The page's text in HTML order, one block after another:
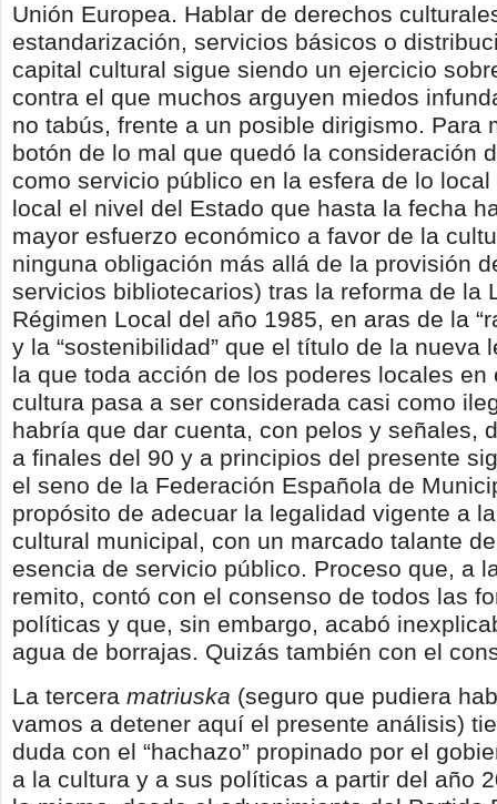
Unión Europea. Hablar de derechos
estandarización, servicios básicos o
capital cultural sigue siendo un ejercicio
contra el que muchos arguyen miedos
no tabús, frente a un posible dirigismo. Para
botón de lo mal que quedó la consideración
como servicio público en la esfera de lo
local el nivel del Estado que hasta la fecha
mayor esfuerzo económico a favor de la
ninguna obligación más allá de la provisión
servicios bibliotecarios) tras la reforma de la
Régimen Local del año 1985, en aras de la
y la “sostenibilidad” que el título de la nueva
la que toda acción de los poderes locales en
cultura pasa a ser considerada casi como
habría que dar cuenta, con pelos y señales,
a finales del 90 y a principios del presente
el seno de la Federación Española de
propósito de adecuar la legalidad vigente a
cultural municipal, con un marcado talante
esencia de servicio público. Proceso que, a
remito, contó con el consenso de todos las
políticas y que, sin embargo, acabó
agua de borrajas. Quizás también con el
La tercera matriuska (seguro que pudiera
vamos a detener aquí el presente análisis)
duda con el “hachazo” propinado por el
a la cultura y a sus políticas a partir del año